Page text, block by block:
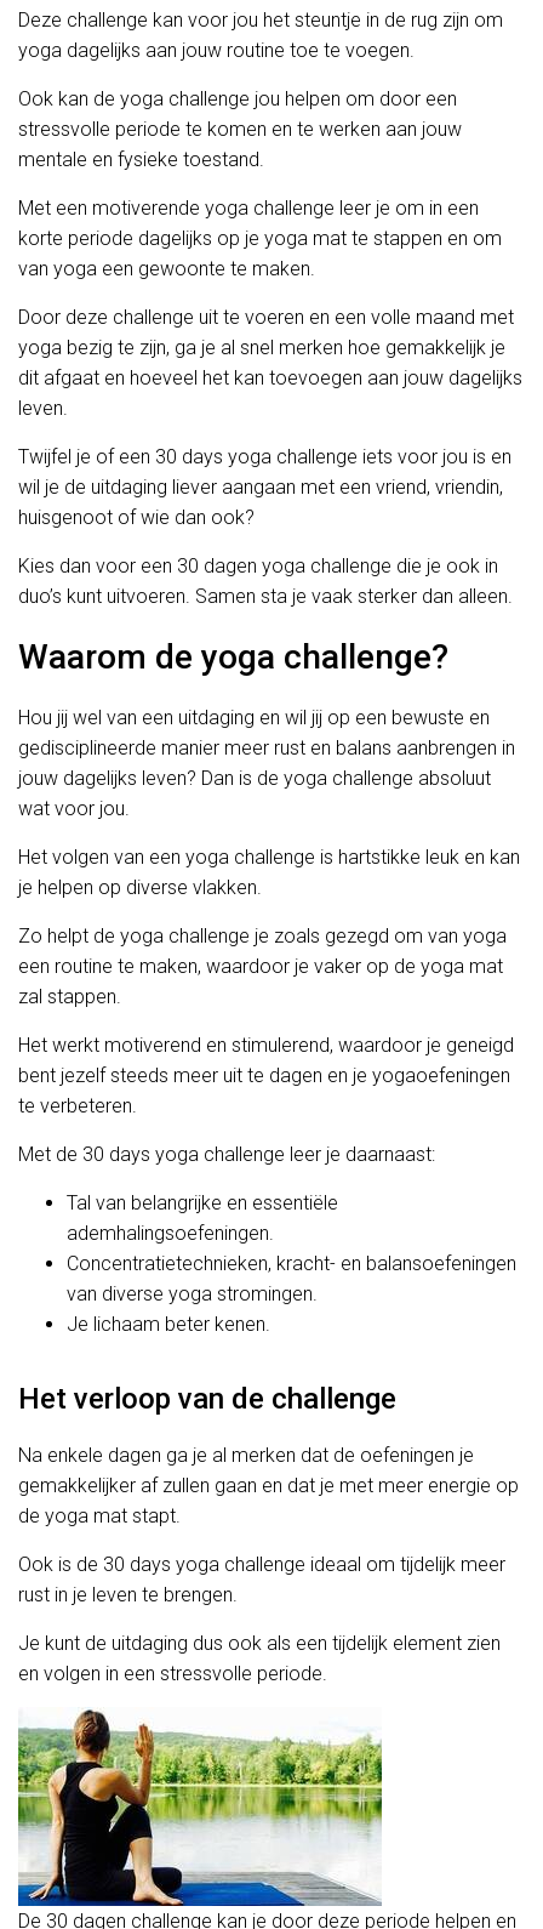
Deze challenge kan voor jou het steuntje in de rug zijn om
yoga dagelijks aan jouw routine toe te voegen.
Ook kan de yoga challenge jou helpen om door een
stressvolle periode te komen en te werken aan jouw
mentale en fysieke toestand.
Met een motiverende yoga challenge leer je om in een
korte periode dagelijks op je yoga mat te stappen en om
van yoga een gewoonte te maken.
Door deze challenge uit te voeren en een volle maand met
yoga bezig te zijn, ga je al snel merken hoe gemakkelijk je
dit afgaat en hoeveel het kan toevoegen aan jouw dagelijks
leven.
Twijfel je of een 30 days yoga challenge iets voor jou is en
wil je de uitdaging liever aangaan met een vriend, vriendin,
huisgenoot of wie dan ook?
Kies dan voor een 30 dagen yoga challenge die je ook in
duo’s kunt uitvoeren. Samen sta je vaak sterker dan alleen.
Waarom de yoga challenge?
Hou jij wel van een uitdaging en wil jij op een bewuste en
gedisciplineerde manier meer rust en balans aanbrengen in
jouw dagelijks leven? Dan is de yoga challenge absoluut
wat voor jou.
Het volgen van een yoga challenge is hartstikke leuk en kan
je helpen op diverse vlakken.
Zo helpt de yoga challenge je zoals gezegd om van yoga
een routine te maken, waardoor je vaker op de yoga mat
zal stappen.
Het werkt motiverend en stimulerend, waardoor je geneigd
bent jezelf steeds meer uit te dagen en je yogaoefeningen
te verbeteren.
Met de 30 days yoga challenge leer je daarnaast:
Tal van belangrijke en essentiële
ademhalingsoefeningen.
Concentratietechnieken, kracht- en balansoefeningen
van diverse yoga stromingen.
Je lichaam beter kenen.
Het verloop van de challenge
Na enkele dagen ga je al merken dat de oefeningen je
gemakkelijker af zullen gaan en dat je met meer energie op
de yoga mat stapt.
Ook is de 30 days yoga challenge ideaal om tijdelijk meer
rust in je leven te brengen.
Je kunt de uitdaging dus ook als een tijdelijk element zien
en volgen in een stressvolle periode.
De 30 dagen challenge kan je door deze periode helpen en